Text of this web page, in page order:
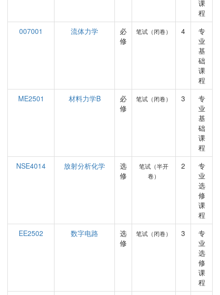
课
程
007001
流体力学
必
修
笔试（闭卷） 4
专
业
基
础
课
程
ME2501
材料力学B
必
修
笔试（闭卷） 3
专
业
基
础
课
程
NSE4014
放射分析化学
选
修
笔试（半开
卷）
2
专
业
选
修
课
程
EE2502
数字电路
选
修
笔试（闭卷） 3
专
业
选
修
课
程